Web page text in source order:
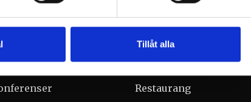
Tillåt alla
Restaurang